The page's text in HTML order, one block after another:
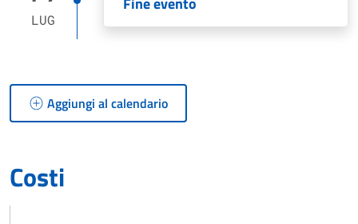
LUG
Aggiungi al calendario
Costi